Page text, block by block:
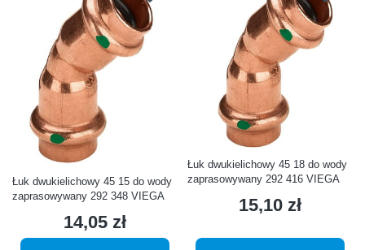
Łuk dwukielichowy 45 15 do wody
zaprasowywany 292 348 VIEGA
Cena
14,05 zł
Łuk dwukielichowy 45 18 do wody
zaprasowywany 292 416 VIEGA
Cena
15,10 zł